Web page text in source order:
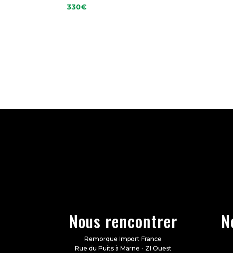
330€
Nous rencontrer
Remorque Import France
Rue du Puits à Marne - ZI Ouest